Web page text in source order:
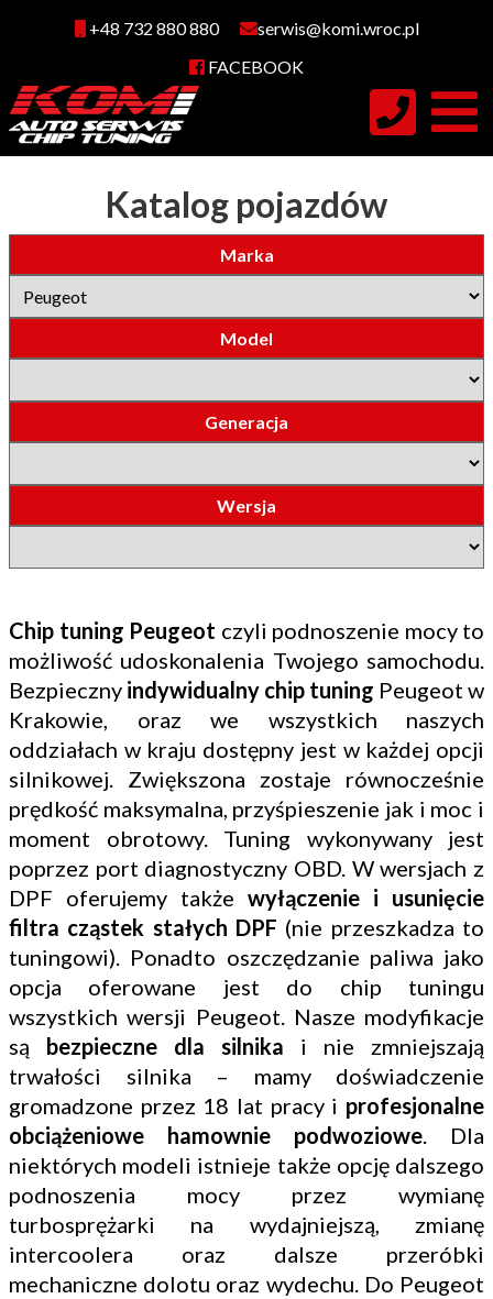
+48 732 880 880
serwis@komi.wroc.pl
FACEBOOK
Katalog pojazdów
Marka
Model
Generacja
Wersja
Chip tuning Peugeot czyli podnoszenie mocy to
możliwość udoskonalenia Twojego samochodu.
Bezpieczny indywidualny chip tuning Peugeot w
Krakowie, oraz we wszystkich naszych
oddziałach w kraju dostępny jest w każdej opcji
silnikowej. Zwiększona zostaje równocześnie
prędkość maksymalna, przyśpieszenie jak i moc i
moment obrotowy. Tuning wykonywany jest
poprzez port diagnostyczny OBD. W wersjach z
DPF oferujemy także wyłączenie i usunięcie
filtra cząstek stałych DPF (nie przeszkadza to
tuningowi). Ponadto oszczędzanie paliwa jako
opcja oferowane jest do chip tuningu
wszystkich wersji Peugeot. Nasze modyfikacje
są bezpieczne dla silnika i nie zmniejszają
trwałości silnika – mamy doświadczenie
gromadzone przez 18 lat pracy i profesjonalne
obciążeniowe hamownie podwoziowe. Dla
niektórych modeli istnieje także opcję dalszego
podnoszenia mocy przez wymianę
turbosprężarki na wydajniejszą, zmianę
intercoolera oraz dalsze przeróbki
mechaniczne dolotu oraz wydechu. Do Peugeot